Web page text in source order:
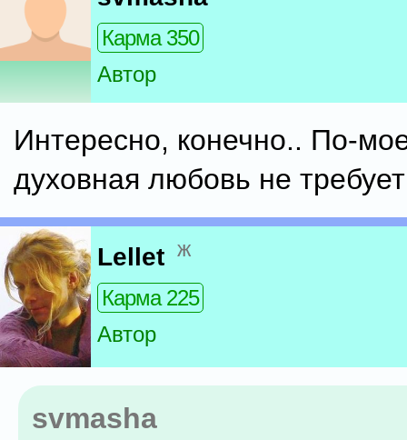
Карма 350
Автор
Интересно, конечно.. По-
духовная любовь не
Lellet ж
Карма 225
Автор
svmasha